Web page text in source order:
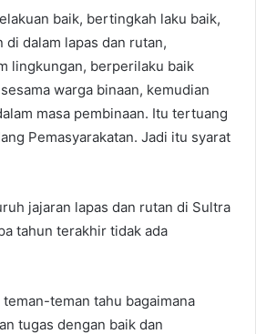
baik, bertingkah laku baik,
di dalam lapas dan rutan,
lingkungan, berperilaku baik
warga binaan, kemudian
masa pembinaan. Itu tertuang
Pemasyarakatan. Jadi itu syarat
jajaran lapas dan rutan di Sultra
tahun terakhir tidak ada
teman-teman tahu bagaimana
tugas dengan baik dan